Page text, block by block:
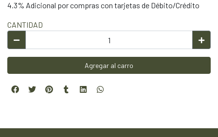
4.3% Adicional por compras con tarjetas de Débito/Crédito
CANTIDAD
Agregar al carro